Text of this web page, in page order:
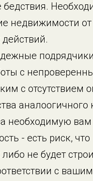
недвижимости от
с
с отсутствием
аналоогичного
необходимую вам
- есть риск, что
не будет
с